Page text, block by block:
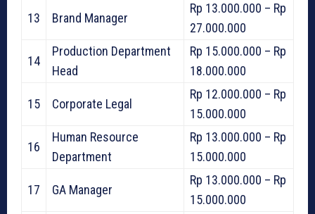
13 Brand Manager
Rp 13.000.000 – Rp
27.000.000
14
Production Department
Head
Rp 15.000.000 – Rp
18.000.000
15 Corporate Legal
Rp 12.000.000 – Rp
15.000.000
16
Human Resource
Department
Rp 13.000.000 – Rp
15.000.000
17 GA Manager
Rp 13.000.000 – Rp
15.000.000